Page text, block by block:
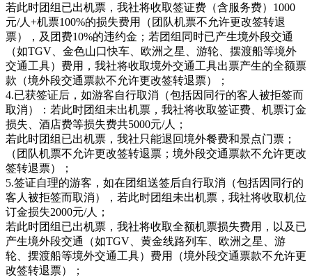
若此时团组已出机票，我社将收取签证费（含服务费）1000
元/人+机票100%的损失费用（团队机票不允许更改签转退
票），及团费10%的违约金；若团组同时已产生境外段交通
（如TGV、金色山口快车、欧洲之星、游轮、摆渡船等境外
交通工具）费用，我社将收取境外交通工具出票产生的全额票
款（境外段交通票款不允许更改签转退票）；
4.已获签证后，如游客自行取消（包括因同行的客人被拒签而
取消）：若此时团组未出机票，我社将收取签证费、机票订金
损失、酒店费等损失费共5000元/人；
若此时团组已出机票，我社只能退回境外餐费和景点门票；
（团队机票不允许更改签转退票；境外段交通票款不允许更改
签转退票）；
5.签证自理的游客，如在团组送签后自行取消（包括因同行的
客人被拒签而取消），若此时团组未出机票，我社将收取机位
订金损失2000元/人；
若此时团组已出机票，我社将收取全额机票损失费用，以及已
产生境外段交通（如TGV、黄金线路列车、欧洲之星、游
轮、摆渡船等境外交通工具）费用（境外段交通票款不允许更
改签转退票）；